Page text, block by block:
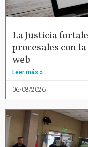
La Justicia
procesales con
web
Leer más »
06/08/2026